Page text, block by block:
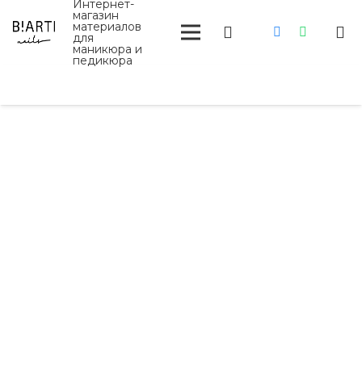
Интернет-
магазин
материалов
для
маникюра и
педикюра